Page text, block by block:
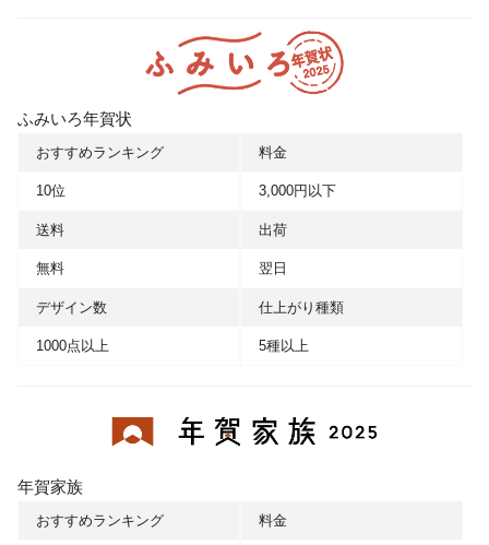
ふみいろ年賀状
おすすめランキング
10位
料金
3,000円以下
送料
無料
出荷
翌日
デザイン数
1000点以上
仕上がり種類
5種以上
年賀家族
おすすめランキング 料金